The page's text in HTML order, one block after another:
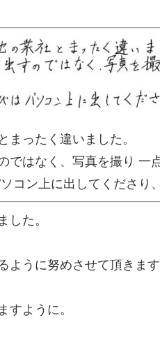
まったく違いました。
ではなく、写真を撮り 一
コン上に出してくださり
した。
ように努めさせて頂きます
すように。